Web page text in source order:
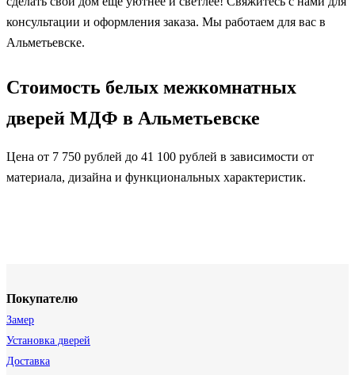
консультации и оформления заказа. Мы работаем для вас в
Альметьевске.
Стоимость белых межкомнатных
дверей МДФ в Альметьевске
Цена от 7 750 рублей до 41 100 рублей в зависимости от
материала, дизайна и функциональных характеристик.
Покупателю
Замер
Установка дверей
Доставка